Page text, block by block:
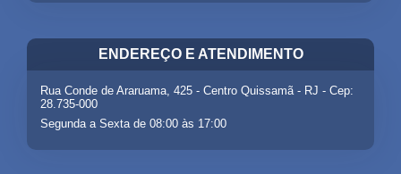
ENDEREÇO E ATENDIMENTO
Rua Conde de Araruama, 425 - Centro Quissamã - RJ - Cep:
28.735-000
Segunda a Sexta de 08:00 às 17:00